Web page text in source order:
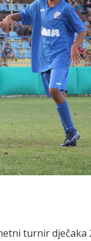
turnir dječaka